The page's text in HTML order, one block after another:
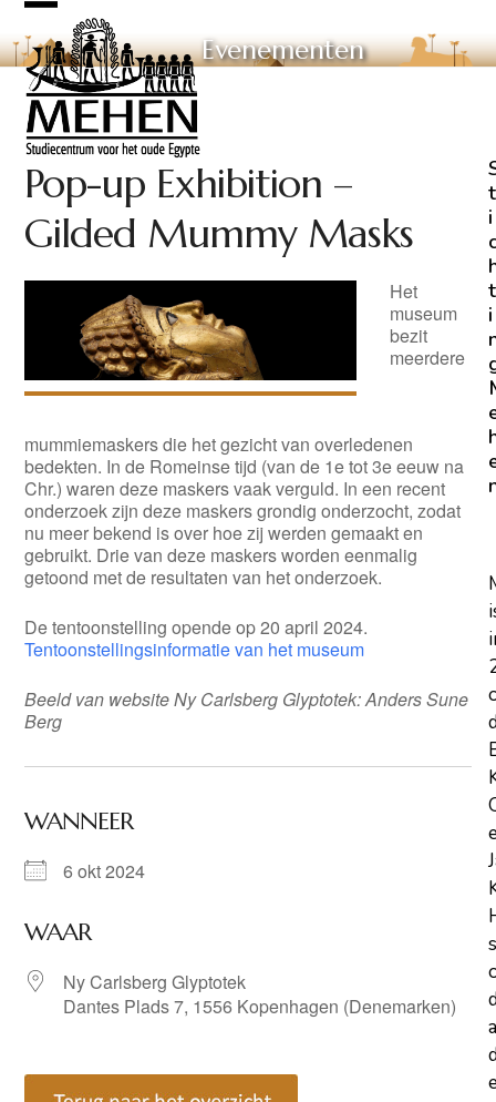
Skip
to
content
Open
mobile
menu
Close
mobile
menu
Evenementen
Pop-up Exhibition –
Gilded Mummy Masks
Het
museum
bezit
meerdere
mummiemaskers die het gezicht van overledenen
bedekten. In de Romeinse tijd (van de 1e tot 3e eeuw na
Chr.) waren deze maskers vaak verguld. In een recent
onderzoek zijn deze maskers grondig onderzocht, zodat
nu meer bekend is over hoe zij werden gemaakt en
gebruikt. Drie van deze maskers worden eenmalig
getoond met de resultaten van het onderzoek.
De tentoonstelling opende op 20 april 2024.
Tentoonstellingsinformatie van het museum
Beeld van websiteNy Carlsberg Glyptotek: Anders Sune
Berg
WANNEER
6 okt 2024
WAAR
Ny Carlsberg Glyptotek
Dantes Plads 7, 1556 Kopenhagen (Denemarken)
t
i
t
i